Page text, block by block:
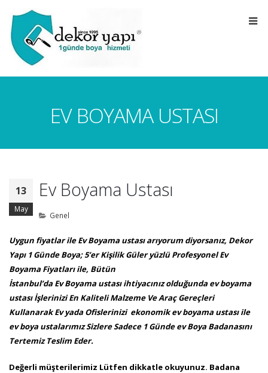
EV BOYAMA USTASI
13
May
Ev Boyama Ustası
Genel
Uygun fiyatlar ile Ev Boyama ustası arıyorum diyorsanız, Dekor
Yapı 1 Günde Boya; 5’er Kişilik Güler yüzlü Profesyonel Ev
Boyama Fiyatları ile, Bütün
İstanbul’da Ev Boyama ustası ihtiyacınız olduğunda ev boyama
ustası İşlerinizi En Kaliteli Malzeme Ve Araç Gereçleri
Kullanarak Ev yada Ofislerinizi ekonomik ev boyama ustası ile
ev boya ustalarımız Sizlere Sadece 1 Günde ev Boya Badanasını
Tertemiz Teslim Eder.
Değerli müşterilerimiz Lütfen dikkatle okuyunuz. Badana